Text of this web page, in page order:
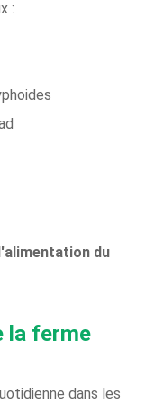
:
du
la ferme
dans les